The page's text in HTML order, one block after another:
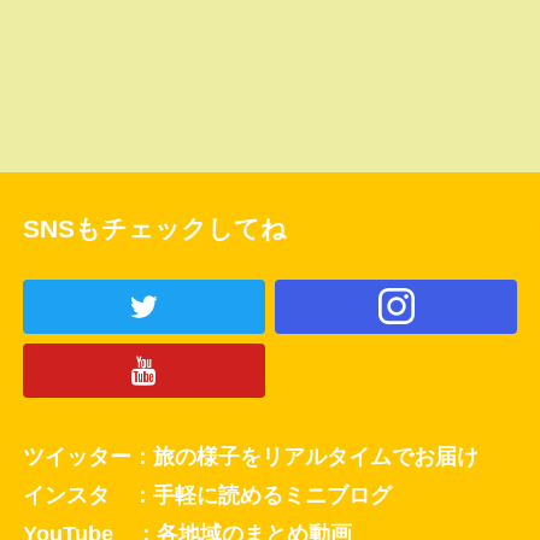
SNSもチェックしてね
ツイッター：旅の様子をリアルタイムでお届け
インスタ ：手軽に読めるミニブログ
YouTube ：各地域のまとめ動画